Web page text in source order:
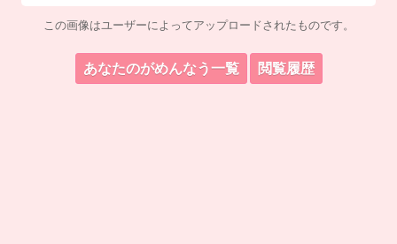
この画像はユーザーによってアップロードされたものです。
あなたのがめんなう一覧 閲覧履歴